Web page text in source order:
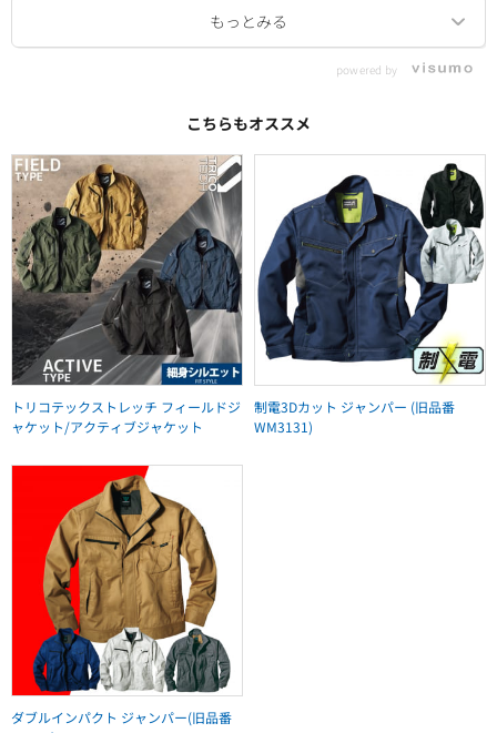
powered by
こちらもオススメ
トリコテックストレッチ フィールドジ
ャケット/アクティブジャケット
制電3Dカット ジャンパー (旧品番
WM3131)
ダブルインパクト ジャンパー(旧品番